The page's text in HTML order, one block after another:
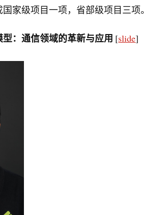
家级项目一项，省部级项目三项。
：通信领域的革新与应用 [slide]